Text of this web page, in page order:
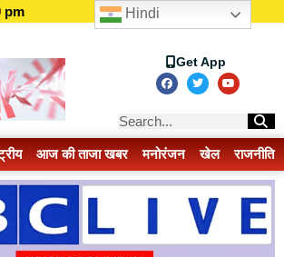
pm
Get App
आज की ताजा खबर मनोरंजन खेल राजनीति
Hindi